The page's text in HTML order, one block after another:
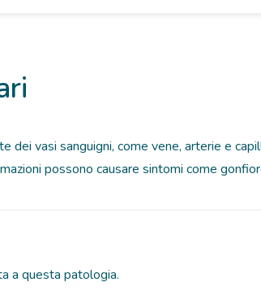
dei vasi sanguigni, come vene, arterie e
possono causare sintomi come
a questa patologia.